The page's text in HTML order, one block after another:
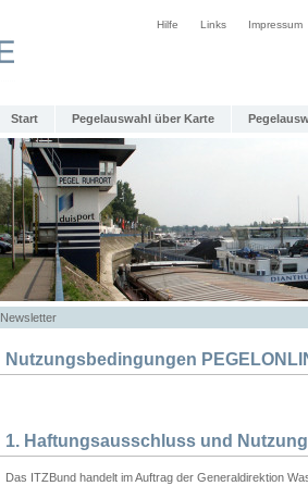
Hilfe Links Impressum
Start Pegelauswahl über Karte
Newsletter
Nutzungsbedingungen
1. Haftungsausschluss und
Das ITZBund handelt im Auftrag der Generaldirektion